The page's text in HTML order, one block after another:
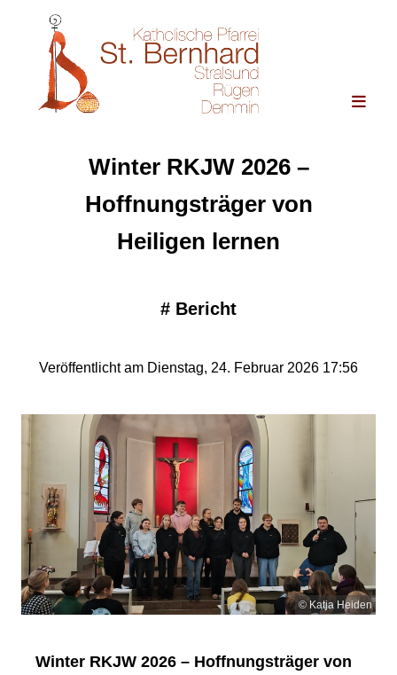
Winter RKJW 2026 –
Hoffnungsträger von
Heiligen lernen
# Bericht
Veröffentlicht am Dienstag, 24. Februar 2026 17:56
© Katja Heiden
Winter RKJW 2026 – Hoffnungsträger von